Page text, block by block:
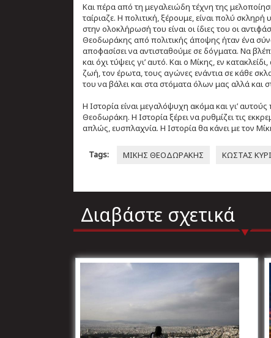
Και πέρα από τη μεγαλειώδη τέχνη της
ταίριαζε. Η πολιτική, ξέρουμε, είναι πολύ
στην ολοκλήρωσή του είναι οι ίδιες του οι
Θεοδωράκης από πολιτικής άποψης ήταν ένα
αποφασίσει να αντισταθούμε σε δόγματα. Να
και όχι τύψεις γι’ αυτό. Και ο Μίκης, εν
ζωή, τον έρωτα, τους αγώνες ενάντια σε κάθε
του να βάλει και στα στόματα όλων μας αλλά και
Η Ιστορία είναι μεγαλόψυχη ακόμα και γι’
Θεοδωράκη. Η Ιστορία ξέρει να ρυθμίζει τις
απλώς, ευσπλαχνία. Η Ιστορία θα κάνει με τον
Tags: ΜΙΚΗΣ ΘΕΟΔΩΡΑΚΗΣ ΚΩΣΤΑΣ
Διαβάστε σχετικά